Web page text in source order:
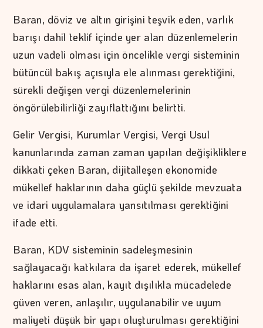
Baran, döviz ve altın girişini teşvik eden, varlık
barışı dahil teklif içinde yer alan düzenlemelerin
uzun vadeli olması için öncelikle vergi sisteminin
bütüncül bakış açısıyla ele alınması gerektiğini,
sürekli değişen vergi düzenlemelerinin
öngörülebilirliği zayıflattığını belirtti.
Gelir Vergisi, Kurumlar Vergisi, Vergi Usul
kanunlarında zaman zaman yapılan değişikliklere
dikkati çeken Baran, dijitalleşen ekonomide
mükellef haklarının daha güçlü şekilde mevzuata
ve idari uygulamalara yansıtılması gerektiğini
ifade etti.
Baran, KDV sisteminin sadeleşmesinin
sağlayacağı katkılara da işaret ederek, mükellef
haklarını esas alan, kayıt dışılıkla mücadelede
güven veren, anlaşılır, uygulanabilir ve uyum
maliyeti düşük bir yapı oluşturulması gerektiğini